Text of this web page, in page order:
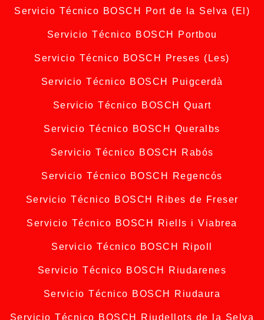
Servicio Técnico BOSCH Port de la Selva (El)
Servicio Técnico BOSCH Portbou
Servicio Técnico BOSCH Preses (Les)
Servicio Técnico BOSCH Puigcerdà
Servicio Técnico BOSCH Quart
Servicio Técnico BOSCH Queralbs
Servicio Técnico BOSCH Rabós
Servicio Técnico BOSCH Regencós
Servicio Técnico BOSCH Ribes de Freser
Servicio Técnico BOSCH Riells i Viabrea
Servicio Técnico BOSCH Ripoll
Servicio Técnico BOSCH Riudarenes
Servicio Técnico BOSCH Riudaura
Servicio Técnico BOSCH Riudellots de la Selva